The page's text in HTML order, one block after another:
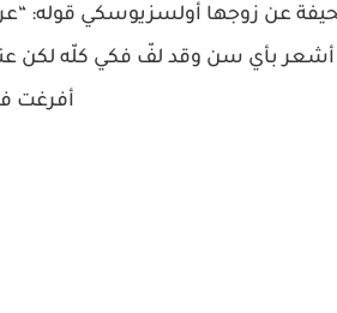
عن زوجها أولسزيوسكي قوله:
أشعر بأي سن وقد لفّ فكي كلّه لكن
أفرغت